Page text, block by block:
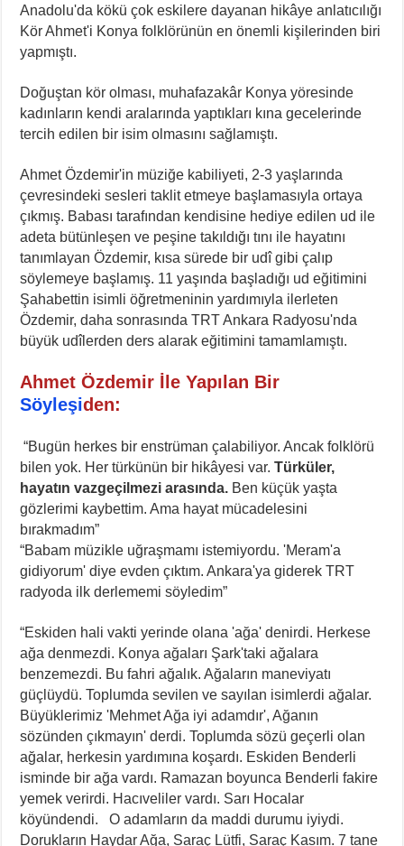
Anadolu'da kökü çok eskilere dayanan hikâye anlatıcılığı
Kör Ahmet'i Konya folklörünün en önemli kişilerinden biri
yapmıştı.
Doğuştan kör olması, muhafazakâr Konya yöresinde
kadınların kendi aralarında yaptıkları kına gecelerinde
tercih edilen bir isim olmasını sağlamıştı.
Ahmet Özdemir'in müziğe kabiliyeti, 2-3 yaşlarında
çevresindeki sesleri taklit etmeye başlamasıyla ortaya
çıkmış. Babası tarafından kendisine hediye edilen ud ile
adeta bütünleşen ve peşine takıldığı tını ile hayatını
tanımlayan Özdemir, kısa sürede bir udî gibi çalıp
söylemeye başlamış. 11 yaşında başladığı ud eğitimini
Şahabettin isimli öğretmeninin yardımıyla ilerleten
Özdemir, daha sonrasında TRT Ankara Radyosu'nda
büyük udîlerden ders alarak eğitimini tamamlamıştı.
Ahmet Özdemir İle Yapılan Bir
Söyleşiden:
“Bugün herkes bir enstrüman çalabiliyor. Ancak folklörü
bilen yok. Her türkünün bir hikâyesi var.Türküler,
hayatın vazgeçilmezi arasında. Ben küçük yaşta
gözlerimi kaybettim. Ama hayat mücadelesini
bırakmadım”
“Babam müzikle uğraşmamı istemiyordu. 'Meram'a
gidiyorum' diye evden çıktım. Ankara'ya giderek TRT
radyoda ilk derlememi söyledim”
“Eskiden hali vakti yerinde olana 'ağa' denirdi. Herkese
ağa denmezdi. Konya ağaları Şark'taki ağalara
benzemezdi. Bu fahri ağalık. Ağaların maneviyatı
güçlüydü. Toplumda sevilen ve sayılan isimlerdi ağalar.
Büyüklerimiz 'Mehmet Ağa iyi adamdır', Ağanın
sözünden çıkmayın' derdi. Toplumda sözü geçerli olan
ağalar, herkesin yardımına koşardı. Eskiden Benderli
isminde bir ağa vardı. Ramazan boyunca Benderli fakire
yemek verirdi. Hacıveliler vardı. Sarı Hocalar
köyündendi. O adamların da maddi durumu iyiydi.
Dorukların Haydar Ağa, Saraç Lütfi, Saraç Kasım. 7 tane